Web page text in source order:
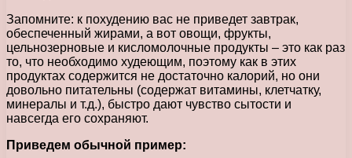
Запомните: к похудению вас не приведет завтрак,
обеспеченный жирами, а вот овощи, фрукты,
цельнозерновые и кисломолочные продукты – это как раз
то, что необходимо худеющим, поэтому как в этих
продуктах содержится не достаточно калорий, но они
довольно питательны (содержат витамины, клетчатку,
минералы и т.д.), быстро дают чувство сытости и
навсегда его сохраняют.
Приведем обычной пример: